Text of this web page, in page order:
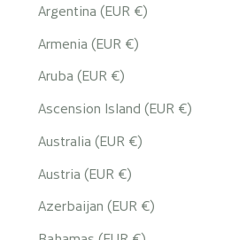
Argentina (EUR €)
Armenia (EUR €)
Aruba (EUR €)
Ascension Island (EUR €)
Australia (EUR €)
Austria (EUR €)
Azerbaijan (EUR €)